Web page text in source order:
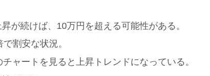
が続けば、10万円を超える可能性がある。
割安な状況。
ャートを見ると上昇トレンドになっている。